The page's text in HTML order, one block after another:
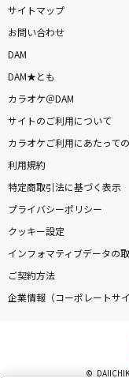
Highlight(パワフ
サイトマップ
お問い合わせ
DAM
DAM★とも
カラオケ＠DAM
サイトのご利用について
カラオケご利用にあたって
利用規約
特定商取引法に基づく表示
プライバシーポリシー
クッキー設定
インフォマティブデータの
ご契約方法
企業情報（コーポレートサイ
©